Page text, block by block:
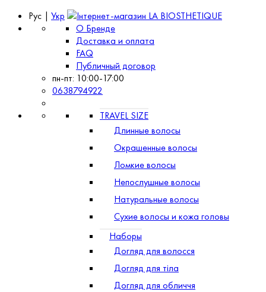
Рус | Укр
О Бренде
Доставка и оплата
FAQ
Публичный договор
пн-пт: 10:00-17:00
0638794922
TRAVEL SIZE
Длинные волосы
Окрашенные волосы
Ломкие волосы
Непослушные волосы
Натуральные волосы
Сухие волосы и кожа головы
Наборы
Догляд для волосся
Догляд для тіла
Догляд для обличчя